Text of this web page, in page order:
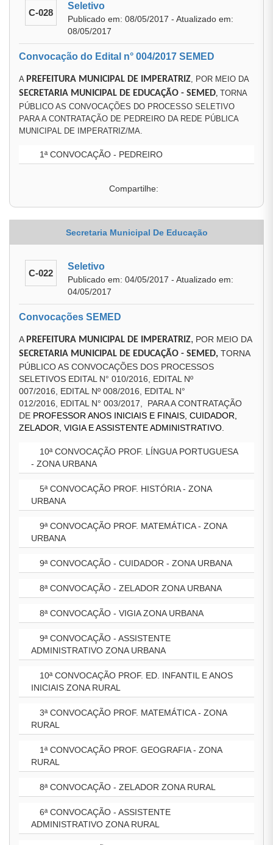
C-028
Seletivo
Publicado em: 08/05/2017 - Atualizado em:
08/05/2017
Convocação do Edital n° 004/2017 SEMED
A PREFEITURA MUNICIPAL DE IMPERATRIZ, POR MEIO DA
SECRETARIA MUNICIPAL DE EDUCAÇÃO - SEMED, TORNA
PÚBLICO AS CONVOCAÇÕES DO PROCESSO SELETIVO
PARA A CONTRATAÇÃO DE PEDREIRO DA REDE PÚBLICA
MUNICIPAL DE IMPERATRIZ/MA.
1ª CONVOCAÇÃO - PEDREIRO
Compartilhe:
Secretaria Municipal De Educação
C-022
Seletivo
Publicado em: 04/05/2017 - Atualizado em:
04/05/2017
Convocações SEMED
A PREFEITURA MUNICIPAL DE IMPERATRIZ, POR MEIO DA
SECRETARIA MUNICIPAL DE EDUCAÇÃO - SEMED, TORNA
PÚBLICO AS CONVOCAÇÕES DOS PROCESSOS
SELETIVOS EDITAL N° 010/2016, EDITAL Nº
007/2016, EDITAL Nº 008/2016, EDITAL N°
012/2016, EDITAL N° 003/2017, PARA A CONTRATAÇÃO
DE PROFESSOR ANOS INICIAIS E FINAIS, CUIDADOR,
ZELADOR, VIGIA E ASSISTENTE ADMINISTRATIVO.
10ª CONVOCAÇÃO PROF. LÍNGUA PORTUGUESA
- ZONA URBANA
5ª CONVOCAÇÃO PROF. HISTÓRIA - ZONA
URBANA
9ª CONVOCAÇÃO PROF. MATEMÁTICA - ZONA
URBANA
9ª CONVOCAÇÃO - CUIDADOR - ZONA URBANA
8ª CONVOCAÇÃO - ZELADOR ZONA URBANA
8ª CONVOCAÇÃO - VIGIA ZONA URBANA
9ª CONVOCAÇÃO - ASSISTENTE
ADMINISTRATIVO ZONA URBANA
10ª CONVOCAÇÃO PROF. ED. INFANTIL E ANOS
INICIAIS ZONA RURAL
3ª CONVOCAÇÃO PROF. MATEMÁTICA - ZONA
RURAL
1ª CONVOCAÇÃO PROF. GEOGRAFIA - ZONA
RURAL
8ª CONVOCAÇÃO - ZELADOR ZONA RURAL
6ª CONVOCAÇÃO - ASSISTENTE
ADMINISTRATIVO ZONA RURAL